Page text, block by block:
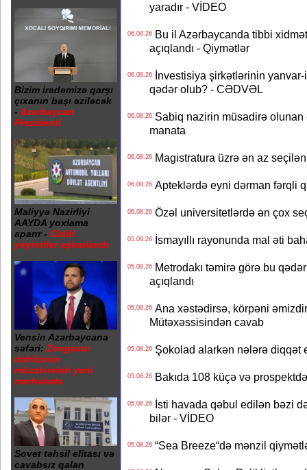
Bizim iradəmizə qarşı
çıxanın başı əziləcək
- Azərbaycan
Prezidenti
Maliyyə Nazirliyi
AAYDA yoxlama
aparır - Ciddi
yeyintilər aşkarlanıb
Vensin Azərbaycana
səfəri: Zəngəzur
dəhlizinin
müzakirələri yeni
mərhələdə
Sovet təhsil elitası və
cavabsız qalan
yaradır - VİDEO
06.08.26Bu il Azərbaycanda tibbi
açıqlandı - Qiymətlər
06.08.26İnvestisiya şirkətlərinin yanvar-
qədər olub? - CƏDVƏL
06.08.26Sabiq nazirin müsadirə olunan
manata
06.08.26Magistratura üzrə ən az
06.08.26Apteklərdə eyni dərman fərqli
06.08.26Özəl universitetlərdə ən çox
05.08.26İsmayıllı rayonunda mal əti
05.08.26Metrodakı təmirə görə bu
açıqlandı
05.08.26Ana xəstədirsə, körpəni
Mütəxəssisindən cavab
05.08.26Şokolad alarkən nələrə diqqət
05.08.26Bakıda 108 küçə və
05.08.26İsti havada qəbul edilən bəzi
bilər - VİDEO
05.08.26“Sea Breeze“də mənzil